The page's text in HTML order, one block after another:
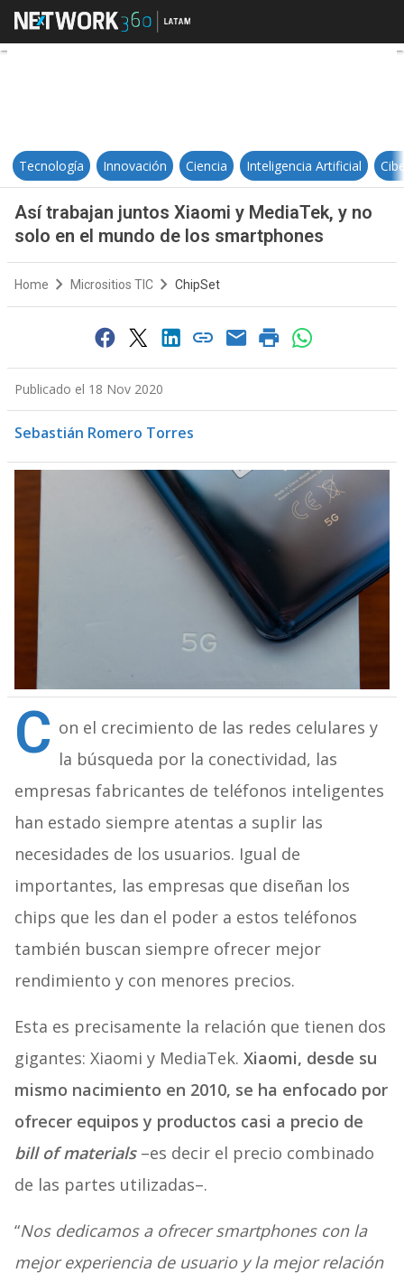
Así trabajan juntos Xiaomi y
Tecnología Innovación Ciencia Inteligencia Artificial
Así trabajan juntos Xiaomi y MediaTek, y no
solo en el mundo de los smartphones
Home Micrositios TIC ChipSet
Publicado el 18 Nov 2020
Sebastián Romero Torres
C on el crecimiento de las redes celulares y
la búsqueda por la conectividad, las
empresas fabricantes de teléfonos inteligentes
han estado siempre atentas a suplir las
necesidades de los usuarios. Igual de
importantes, las empresas que diseñan los
chips que les dan el poder a estos teléfonos
también buscan siempre ofrecer mejor
rendimiento y con menores precios.
Esta es precisamente la relación que tienen dos
gigantes: Xiaomi y MediaTek. Xiaomi, desde su
mismo nacimiento en 2010, se ha enfocado por
ofrecer equipos y productos casi a precio de
bill of materials–es decir el precio combinado
de las partes utilizadas–.
“Nos dedicamos a ofrecer smartphones con la
mejor experiencia de usuario y la mejor relación